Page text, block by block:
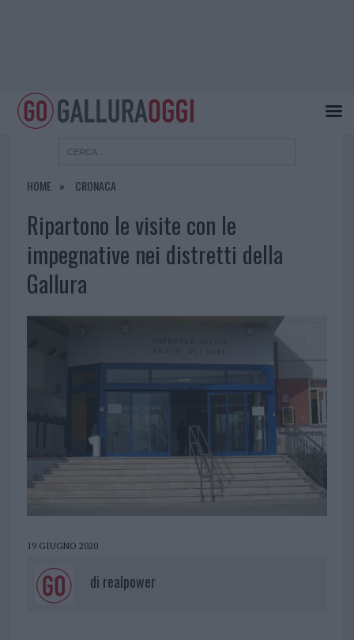
HOME CRONACA
Ripartono le visite con le
impegnative nei distretti della
Gallura
19 GIUGNO 2020
di realpower